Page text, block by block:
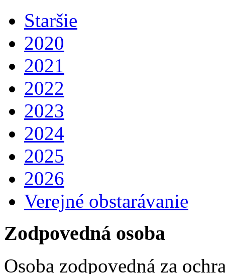
Staršie
2020
2021
2022
2023
2024
2025
2026
Verejné obstarávanie
Zodpovedná osoba
Osoba zodpovedná za